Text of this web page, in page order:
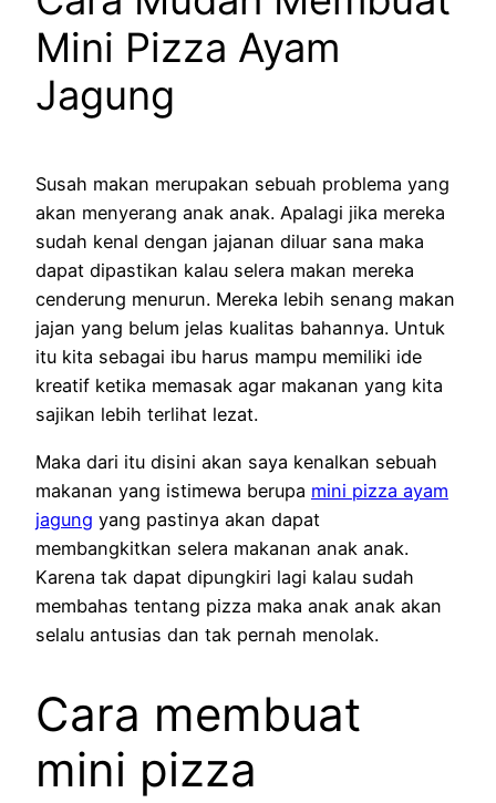
Mini Pizza Ayam
Jagung
Susah makan merupakan sebuah problema yang
akan menyerang anak anak. Apalagi jika mereka
sudah kenal dengan jajanan diluar sana maka
dapat dipastikan kalau selera makan mereka
cenderung menurun. Mereka lebih senang makan
jajan yang belum jelas kualitas bahannya. Untuk
itu kita sebagai ibu harus mampu memiliki ide
kreatif ketika memasak agar makanan yang kita
sajikan lebih terlihat lezat.
Maka dari itu disini akan saya kenalkan sebuah
makanan yang istimewa berupa mini pizza ayam
jagung yang pastinya akan dapat
membangkitkan selera makanan anak anak.
Karena tak dapat dipungkiri lagi kalau sudah
membahas tentang pizza maka anak anak akan
selalu antusias dan tak pernah menolak.
Cara membuat
mini pizza